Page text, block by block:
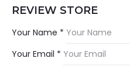
REVIEW STORE
Your Name *
Your Email *